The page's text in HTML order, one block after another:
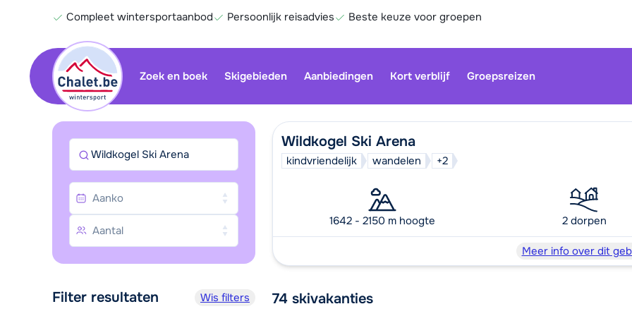
Compleet wintersportaanbod Persoonlijk reisadvies Beste keuze voor groepen
Zoek en boek Skigebieden Aanbiedingen Kort verblijf Groepsreizen
gesloten.
gebruiken:
Wildkogel Ski Arena
kindvriendelijk wandelen +2
1642 - 2150 m hoogte 2 dorpen
Meer info over dit
74 skivakanties
Wildkogel Ski Arena
Filter resultaten Wis filters